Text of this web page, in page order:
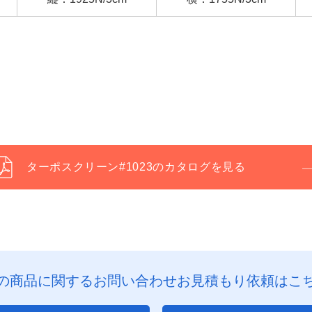
ターポスクリーン#1023のカタログを見る
商品に関するお問い合わせお見積もり依頼はこ